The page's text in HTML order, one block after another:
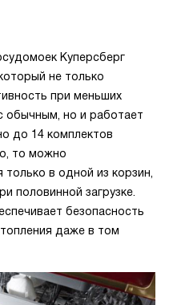
Куперсберг
не только
при меньших
обычным, но и работает
до 14 комплектов
то можно
в одной из корзин,
половинной загрузке.
безопасность
даже в том